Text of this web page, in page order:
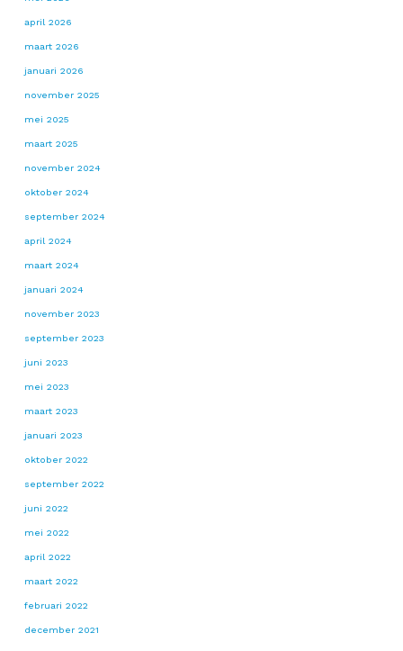
april 2026
maart 2026
januari 2026
november 2025
mei 2025
maart 2025
november 2024
oktober 2024
september 2024
april 2024
maart 2024
januari 2024
november 2023
september 2023
juni 2023
mei 2023
maart 2023
januari 2023
oktober 2022
september 2022
juni 2022
mei 2022
april 2022
maart 2022
februari 2022
december 2021